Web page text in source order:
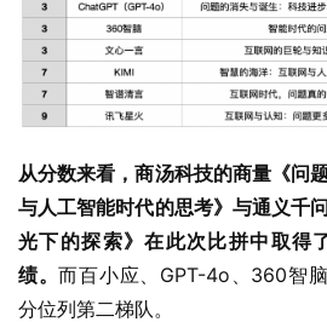
从分数来看，商汤科技的商量《问
与人工智能时代的思考》与通义千
光下的探索》在此次比拼中取
绩。而百小应、GPT-4o、360智
分位列第二梯队。